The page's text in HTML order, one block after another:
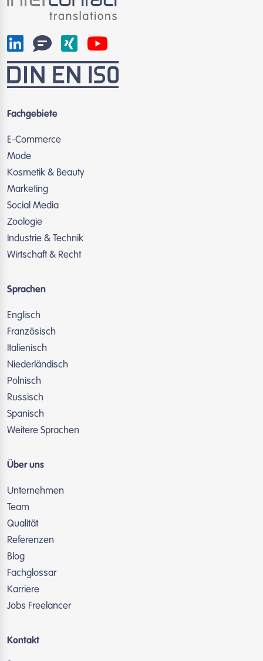
Fachgebiete
E-Commerce
Mode
Kosmetik & Beauty
Marketing
Social Media
Zoologie
Industrie & Technik
Wirtschaft & Recht
Sprachen
Englisch
Französisch
Italienisch
Niederländisch
Polnisch
Russisch
Spanisch
Weitere Sprachen
Über uns
Unternehmen
Team
Qualität
Referenzen
Blog
Fachglossar
Karriere
Jobs Freelancer
Kontakt